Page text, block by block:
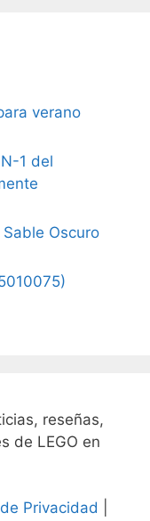
verano
1 del
Sable Oscuro
reseñas,
de LEGO en
Privacidad